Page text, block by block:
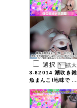
選択
3-62014 潮吹き雑
魚まんこ!地味で ...